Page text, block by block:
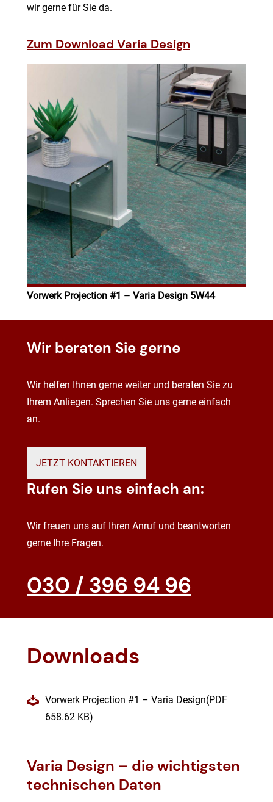
wir gerne für Sie da.
Zum Download Varia Design
Vorwerk Projection #1 – Varia Design 5W44
Wir beraten Sie gerne
Wir helfen Ihnen gerne weiter und beraten Sie zu
Ihrem Anliegen. Sprechen Sie uns gerne einfach
an.
JETZT KONTAKTIEREN
Rufen Sie uns einfach an:
Wir freuen uns auf Ihren Anruf und beantworten
gerne Ihre Fragen.
030 / 396 94 96
Downloads
Vorwerk Projection #1 – Varia Design(PDF
658.62 KB)
Varia Design – die wichtigsten
technischen Daten